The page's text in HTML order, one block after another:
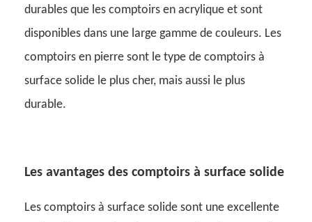
durables que les comptoirs en acrylique et sont
disponibles dans une large gamme de couleurs. Les
comptoirs en pierre sont le type de comptoirs à
surface solide le plus cher, mais aussi le plus
durable.
Les avantages des comptoirs à surface solide
Les comptoirs à surface solide sont une excellente